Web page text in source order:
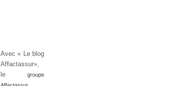
Avec « Le blog
Affactassur»,
le
groupe